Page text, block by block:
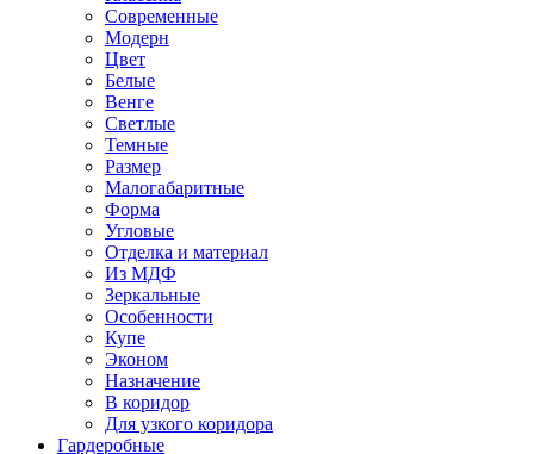
Современные
Модерн
Цвет
Белые
Венге
Светлые
Темные
Размер
Малогабаритные
Форма
Угловые
Отделка и материал
Из МДФ
Зеркальные
Особенности
Купе
Эконом
Назначение
В коридор
Для узкого коридора
Гардеробные